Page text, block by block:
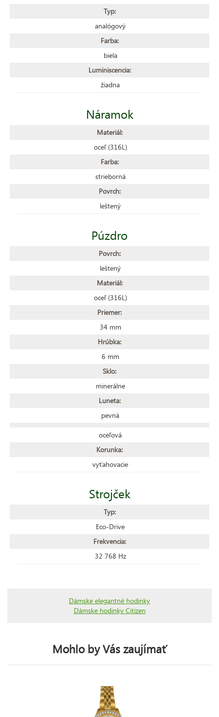
Typ:
analógový
Farba:
biela
Luminiscencia:
žiadna
Náramok
Materiál:
oceľ (316L)
Farba:
strieborná
Povrch:
leštený
Púzdro
Povrch:
leštený
Materiál:
oceľ (316L)
Priemer:
34 mm
Hrúbka:
6 mm
Sklo:
minerálne
Luneta:
pevná
oceľová
Korunka:
vyťahovacie
Strojček
Typ:
Eco-Drive
Frekvencia:
32 768 Hz
Dámske elegantné hodinky
Dámske hodinky Citizen
Mohlo by Vás zaujímať